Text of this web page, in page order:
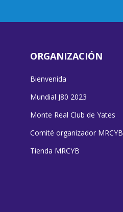
ORGANIZACIÓN
Bienvenida
Mundial J80 2023
Monte Real Club de Yates
Comité organizador MRCYB
Tienda MRCYB